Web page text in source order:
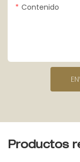
Contenido
Productos